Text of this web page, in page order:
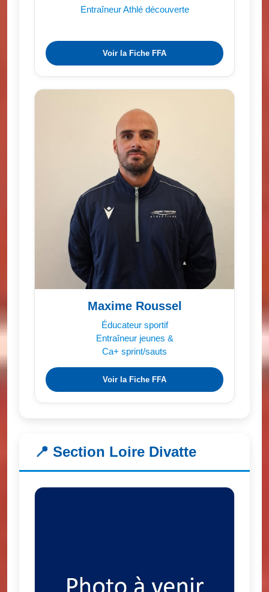
Entraîneur Athlé découverte
Voir la Fiche FFA
Maxime Roussel
Éducateur sportif
Entraîneur jeunes &
Ca+ sprint/sauts
Voir la Fiche FFA
📍 Section Loire Divatte